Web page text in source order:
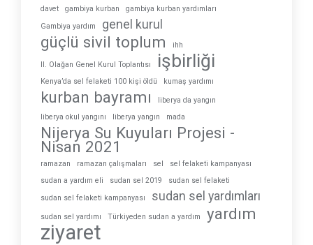
davet gambiya kurban
gambiya kurban yardımları
Gambiya yardım
genel kurul
güçlü sivil toplum ihh
II. Olağan Genel Kurul Toplantısı işbirliği
Kenya’da sel felaketi 100 kişi öldü kumaş yardımı
kurban bayramı
liberya da yangın
liberya okul yangını
liberya yangın mada
Nijerya Su Kuyuları Projesi -
Nisan 2021
ramazan ramazan çalışmaları sel
sel felaketi kampanyası
sudan a yardım eli
sudan sel 2019
sudan sel felaketi
sudan sel felaketi kampanyası
sudan sel yardımları
sudan sel yardımı Türkiyeden sudan a yardım yardım
ziyaret